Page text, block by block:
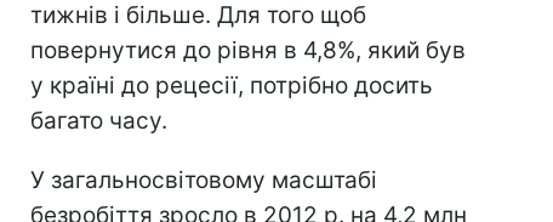
тижнів і більше. Для того щоб
повернутися до рівня в 4,8%, який був
у країні до рецесії, потрібно досить
багато часу.
У загальносвітовому масштабі
безробіття зросло в 2012 р. на 4,2 млн